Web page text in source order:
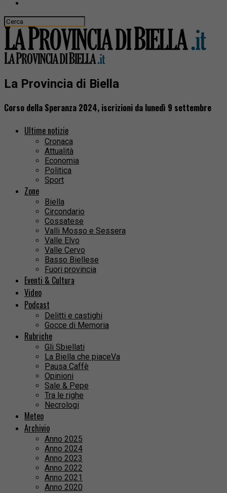
La Provincia di Biella
Corso della Speranza 2024, iscrizioni da lunedì 9 settembre
Ultime notizie
Cronaca
Attualità
Economia
Politica
Sport
Zone
Biella
Circondario
Cossatese
Valli Mosso e Sessera
Valle Elvo
Valle Cervo
Basso Biellese
Fuori provincia
Eventi & Cultura
Video
Podcast
Delitti e castighi
Gocce di Memoria
Rubriche
Gli Sbiellati
La Biella che piaceVa
Pausa Caffè
Opinioni
Sale & Pepe
Tra le righe
Necrologi
Meteo
Archivio
Anno 2025
Anno 2024
Anno 2023
Anno 2022
Anno 2021
Anno 2020